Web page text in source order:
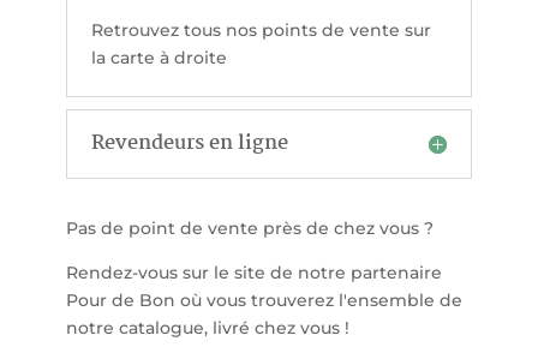
Retrouvez tous nos points de vente sur
la carte à droite
Revendeurs en ligne
Pas de point de vente près de chez vous ?
Rendez-vous sur le site de notre partenaire
Pour de Bon où vous trouverez l'ensemble de
notre catalogue, livré chez vous !